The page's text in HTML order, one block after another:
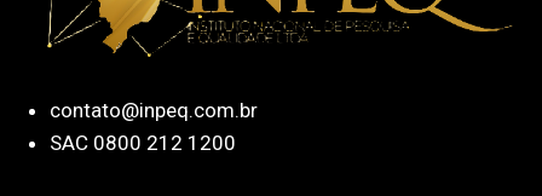
contato@inpeq.com.br
SAC 0800 212 1200